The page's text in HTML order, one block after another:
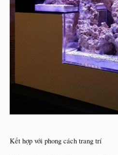
Kết hợp với phong cách trang trí